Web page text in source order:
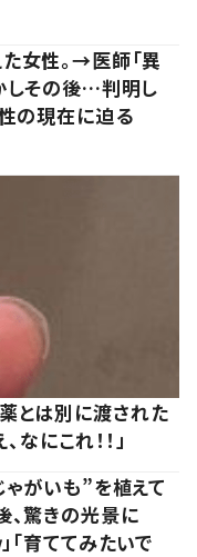
女性。→医師「異
しその後…判明し
の現在に迫る
とは別に渡された
にこれ！！」
がいも”を植えて
驚きの光景に
「育ててみたいで